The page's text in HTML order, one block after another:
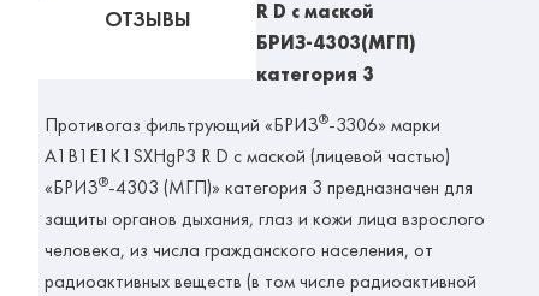
ОТЗЫВЫ
R D с маской
БРИЗ-4303(МГП)
категория 3
Противогаз фильтрующий «БРИЗ®-3306» марки
A1B1E1K1SXHgP3 R D с маской (лицевой частью)
«БРИЗ®-4303 (МГП)» категория 3 предназначен для
защиты органов дыхания, глаз и кожи лица взрослого
человека, из числа гражданского населения, от
радиоактивных веществ (в том числе радиоактивной